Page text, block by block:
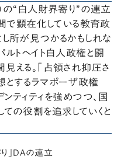
の“白人財界寄り”の連立
で顕在化している教育政
所が見つかるかもしれな
ルトヘイト白人政権と闘
える。「占領され抑圧さ
とするラマポーザ政権
ンティティを強めつつ、国
の役割を追求していくと
」DAの連立